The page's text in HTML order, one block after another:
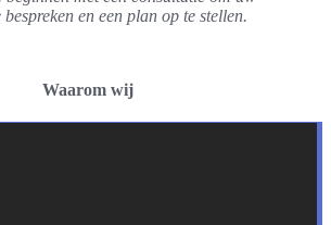
bespreken en een plan op te stellen.
Waarom wij